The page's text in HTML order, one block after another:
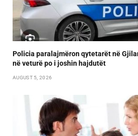
Policia paralajmëron qytetarët në
në veturë po i joshin hajdutët
AUGUST 5, 2026